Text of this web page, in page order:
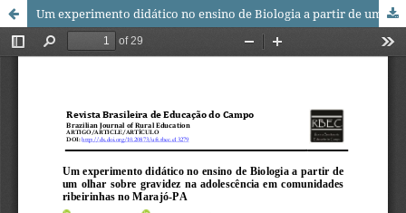
Um experimento didático no ensino de Biologia a partir de um olhar sobre gravidez na adolescência em comunidades ribeirinhas no Marajó-PA